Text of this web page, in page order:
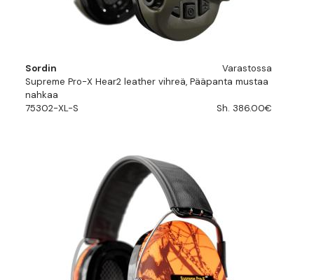
Sordin
Varastossa
Supreme Pro-X Hear2 leather vihreä, Pääpanta mustaa
nahkaa
75302-XL-S
Sh. 386.00€